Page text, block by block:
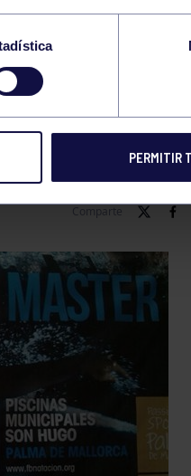
PERMITIR
NACIONAL MASTER
Comparte